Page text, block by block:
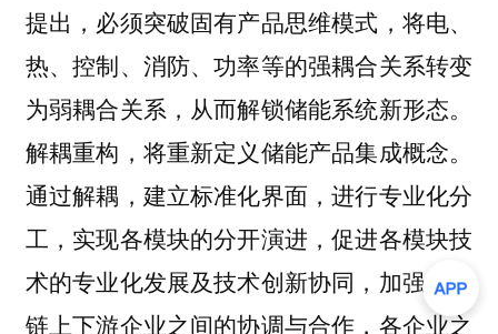
提出，必须突破固有产品思维模式，将电、
热、控制、消防、功率等的强耦合关系转变
为弱耦合关系，从而解锁储能系统新形态。
解耦重构，将重新定义储能产品集成概念。
通过解耦，建立标准化界面，进行专业化分
工，实现各模块的分开演进，促进各模块技
术的专业化发展及技术创新协同，加强产业
链上下游企业之间的协调与合作，各企业之